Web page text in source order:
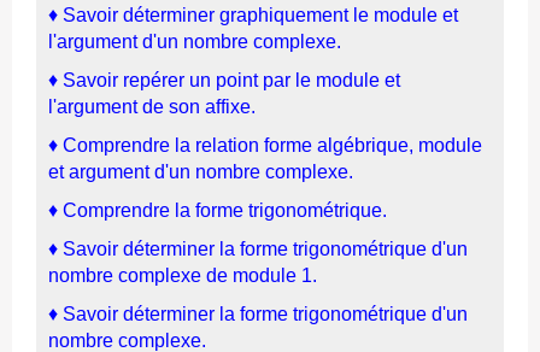
♦ Savoir déterminer graphiquement le module et
l'argument d'un nombre complexe.
♦ Savoir repérer un point par le module et
l'argument de son affixe.
♦ Comprendre la relation forme algébrique, module
et argument d'un nombre complexe.
♦ Comprendre la forme trigonométrique.
♦ Savoir déterminer la forme trigonométrique d'un
nombre complexe de module 1.
♦ Savoir déterminer la forme trigonométrique d'un
nombre complexe.